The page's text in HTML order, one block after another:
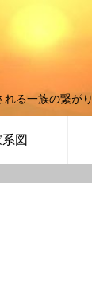
る一族の繋がり
図